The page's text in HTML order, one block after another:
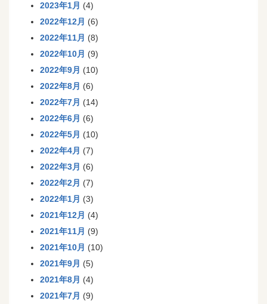
2023年1月 (4)
2022年12月 (6)
2022年11月 (8)
2022年10月 (9)
2022年9月 (10)
2022年8月 (6)
2022年7月 (14)
2022年6月 (6)
2022年5月 (10)
2022年4月 (7)
2022年3月 (6)
2022年2月 (7)
2022年1月 (3)
2021年12月 (4)
2021年11月 (9)
2021年10月 (10)
2021年9月 (5)
2021年8月 (4)
2021年7月 (9)